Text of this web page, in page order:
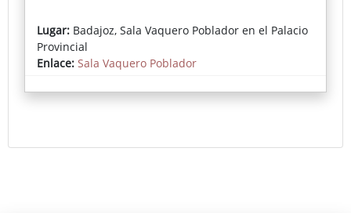
que emociona por su belleza y su plasticidad, por
un uso exquisito de la luz y por su audaz
acercamiento a ciertas tendencias de la pintura
especialmente). Un resultado que invita a la
manos de artesanos de distintos sectores.
Lugar: Badajoz, Sala Vaquero Poblador en el Palacio
Provincial
Enlace: Sala Vaquero Poblador